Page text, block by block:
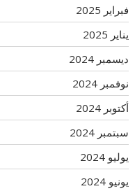
فبراير 2025
يناير 2025
ديسمبر 2024
نوفمبر 2024
أكتوبر 2024
سبتمبر 2024
يوليو 2024
يونيو 2024